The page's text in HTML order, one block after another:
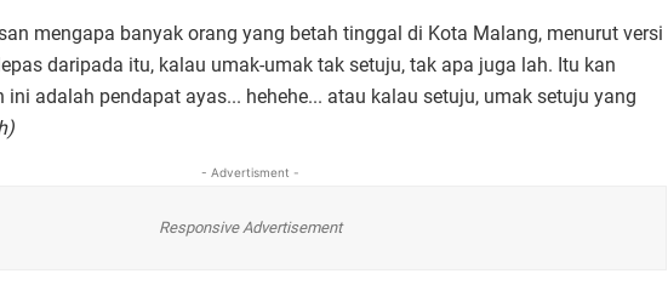
mengapa banyak orang yang betah tinggal di Kota Malang, menurut versi
daripada itu, kalau umak-umak tak setuju, tak apa juga lah. Itu kan
ini adalah pendapat ayas... hehehe... atau kalau setuju, umak setuju yang
- Advertisment -
Responsive Advertisement